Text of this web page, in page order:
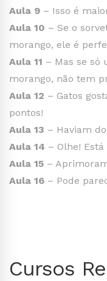
Aula 9 – Isso é
Aula 10 – Se o
morango, ele é
Aula 11 – Mas se só
morango, não tem
Aula 12 – Gatos
pontos!
Aula 13 – Haviam
Aula 14 – Olhe!
Aula 15 –
Aula 16 – Pode
Cursos